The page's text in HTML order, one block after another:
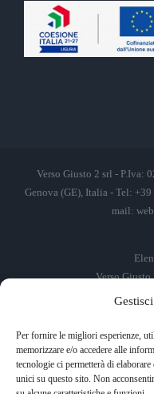
Per fornire le migliori esperienze,
memorizzare e/o accedere alle
tecnologie ci permetterà di
unici su questo sito. Non
Verso Giusto 2 srl - P.Iva:
Genova (GE), Italia - Tel:
mail:
Verso Giusto
Soggetto
Agenzia delle
Agenzia delle
M.I.S.E